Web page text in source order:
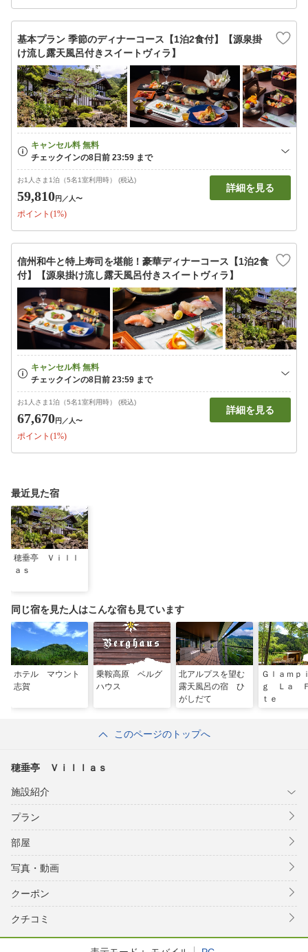
基本プラン 季節のディナーコース【1泊2食付】【源泉掛
け流し露天風呂付きスイートヴィラ】
お1人さま1泊（5名1室利用時） (税込)
59,810円 ／人〜
ポイント(1%)
詳細を見る
信州和牛と特上寿司を堪能！豪華ディナーコース【1泊2食
付】【源泉掛け流し露天風呂付きスイートヴィラ】
お1人さま1泊（5名1室利用時） (税込)
67,670円 ／人〜
ポイント(1%)
詳細を見る
最近見た宿
穂垂亭 Ｖｉｌｌ
ａｓ
同じ宿を見た人はこんな宿も見ています
ホテル マウント
志賀
乗鞍高原 ベルグ
ハウス
北アルプスを望む
露天風呂の宿 ひ
がしだて
Ｇｌａｍｐ
ｇ Ｌａ
ｔｅ
このページのトップへ
穂垂亭 Ｖｉｌｌａｓ
施設紹介
プラン
部屋
写真・動画
クーポン
クチコミ